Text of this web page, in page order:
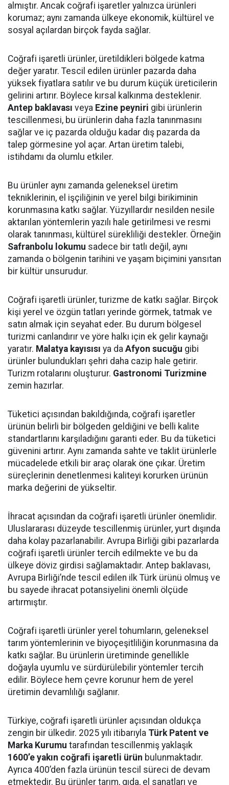
almıştır. Ancak coğrafi işaretler yalnızca ürünleri
korumaz; aynı zamanda ülkeye ekonomik, kültürel ve
sosyal açılardan birçok fayda sağlar.
Coğrafi işaretli ürünler, üretildikleri bölgede katma
değer yaratır. Tescil edilen ürünler pazarda daha
yüksek fiyatlara satılır ve bu durum küçük üreticilerin
gelirini artırır. Böylece kırsal kalkınma desteklenir.
Antep baklavası veya Ezine peyniri gibi ürünlerin
tescillenmesi, bu ürünlerin daha fazla tanınmasını
sağlar ve iç pazarda olduğu kadar dış pazarda da
talep görmesine yol açar. Artan üretim talebi,
istihdamı da olumlu etkiler.
Bu ürünler aynı zamanda geleneksel üretim
tekniklerinin, el işçiliğinin ve yerel bilgi birikiminin
korunmasına katkı sağlar. Yüzyıllardır nesilden nesile
aktarılan yöntemlerin yazılı hale getirilmesi ve resmi
olarak tanınması, kültürel sürekliliği destekler. Örneğin
Safranbolu lokumu sadece bir tatlı değil, aynı
zamanda o bölgenin tarihini ve yaşam biçimini yansıtan
bir kültür unsurudur.
Coğrafi işaretli ürünler, turizme de katkı sağlar. Birçok
kişi yerel ve özgün tatları yerinde görmek, tatmak ve
satın almak için seyahat eder. Bu durum bölgesel
turizmi canlandırır ve yöre halkı için ek gelir kaynağı
yaratır. Malatya kayısısı ya da Afyon sucuğu gibi
ürünler bulundukları şehri daha cazip hale getirir.
Turizm rotalarını oluşturur. Gastronomi Turizmine
zemin hazırlar.
Tüketici açısından bakıldığında, coğrafi işaretler
ürünün belirli bir bölgeden geldiğini ve belli kalite
standartlarını karşıladığını garanti eder. Bu da tüketici
güvenini artırır. Aynı zamanda sahte ve taklit ürünlerle
mücadelede etkili bir araç olarak öne çıkar. Üretim
süreçlerinin denetlenmesi kaliteyi korurken ürünün
marka değerini de yükseltir.
İhracat açısından da coğrafi işaretli ürünler önemlidir.
Uluslararası düzeyde tescillenmiş ürünler, yurt dışında
daha kolay pazarlanabilir. Avrupa Birliği gibi pazarlarda
coğrafi işaretli ürünler tercih edilmekte ve bu da
ülkeye döviz girdisi sağlamaktadır. Antep baklavası,
Avrupa Birliği’nde tescil edilen ilk Türk ürünü olmuş ve
bu sayede ihracat potansiyelini önemli ölçüde
artırmıştır.
Coğrafi işaretli ürünler yerel tohumların, geleneksel
tarım yöntemlerinin ve biyoçeşitliliğin korunmasına da
katkı sağlar. Bu ürünlerin üretiminde genellikle
doğayla uyumlu ve sürdürülebilir yöntemler tercih
edilir. Böylece hem çevre korunur hem de yerel
üretimin devamlılığı sağlanır.
Türkiye, coğrafi işaretli ürünler açısından oldukça
zengin bir ülkedir. 2025 yılı itibarıyla Türk Patent ve
Marka Kurumu tarafından tescillenmiş yaklaşık
1600’e yakın coğrafi işaretli ürün bulunmaktadır.
Ayrıca 400’den fazla ürünün tescil süreci de devam
etmektedir. Bu ürünler tarım, gıda, el sanatları ve